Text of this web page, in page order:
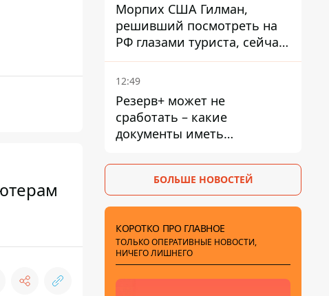
Морпих США Гилман,
решивший посмотреть на
РФ глазами туриста, сейчас
при смерти в тюрьме, где
его пытали и делали
12:49
Резерв+ может не
сработать – какие
документы иметь
попасть в ТЦК
БОЛЬШЕ НОВОСТЕЙ
КОРОТКО ПРО ГЛАВНОЕ
ТОЛЬКО ОПЕРАТИВНЫЕ НОВОСТИ,
НИЧЕГО ЛИШНЕГО